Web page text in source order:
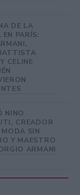
DE LA
EN PARÍS:
CELINE
NINO
CREADOR
SIN
Y MAESTRO
ARMANI